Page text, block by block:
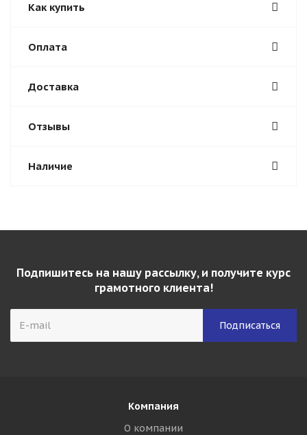
Как купить
Оплата
Доставка
Отзывы
Наличие
Подпишитесь на нашу рассылку, и получите курс
грамотного клиента!
Компания
О компании